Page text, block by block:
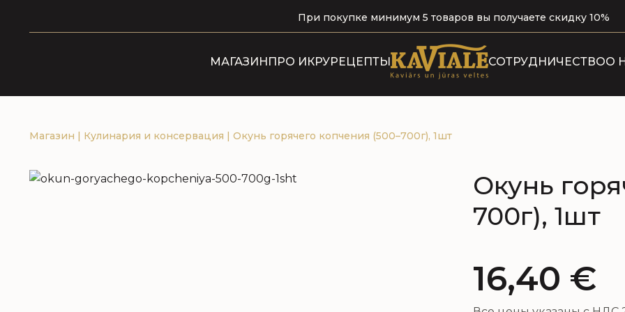
При покупке минимум 5 товаров вы получаете скидку 10%
МАГАЗИНПРО ИКРУРЕЦЕПТЫ СОТРУДНИЧЕСТВОО
Магазин | Кулинария и консервация | Окунь горячего копчения (500–700г), 1шт
Окунь
700г), 1шт
16,40 €